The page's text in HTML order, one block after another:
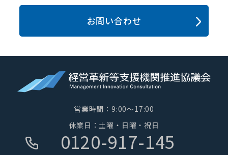
お問い合わせ
営業時間：9:00～17:00
休業日：土曜・日曜・祝日
0120-917-145